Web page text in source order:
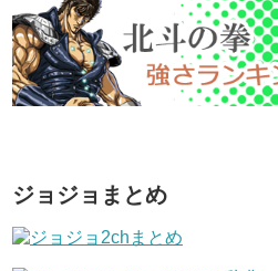
ジョジョまとめ